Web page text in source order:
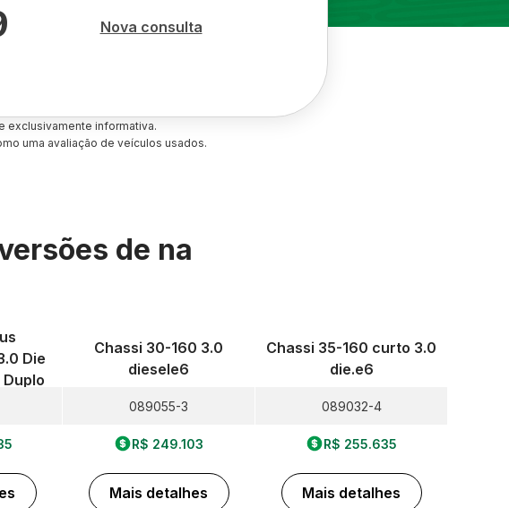
Nova consulta
exclusivamente informativa.
uma avaliação de veículos usados.
de na
Die
Duplo
Chassi 30-160 3.0
diesele6
089055-3
R$ 249.103
Mais detalhes
Chassi 35-160 curto 3.0
die.e6
089032-4
R$ 255.635
Mais detalhes